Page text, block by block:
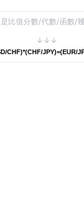
比值分數/代數/函數/
↓↓↓
CHF)*(CHF/JPY)=(EUR/